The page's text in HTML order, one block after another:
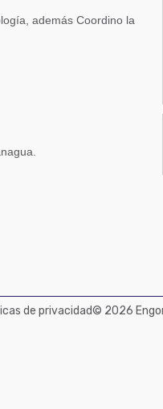
además Coordino la
de privacidad© 2026